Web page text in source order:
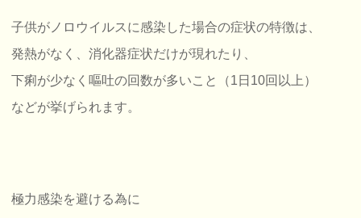
子供がノロウイルスに感染した場合の症状の特徴は、
発熱がなく、消化器症状だけが現れたり、
下痢が少なく嘔吐の回数が多いこと（1日10回以上）
などが挙げられます。
極力感染を避ける為に